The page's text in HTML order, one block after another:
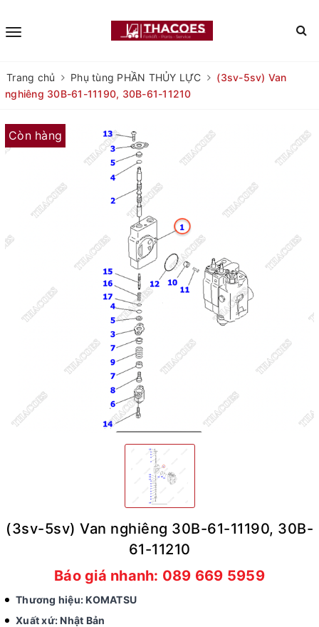
Trang chủ Phụ tùng PHẦN THỦY LỰC
(3sv-5sv) Van
nghiêng 30B-61-11190, 30B-61-11210
Còn hàng
(3sv-5sv) Van nghiêng 30B-61-11190, 30B-
61-11210
Báo giá nhanh: 089 669 5959
Thương hiệu: KOMATSU
Xuất xứ: Nhật Bản